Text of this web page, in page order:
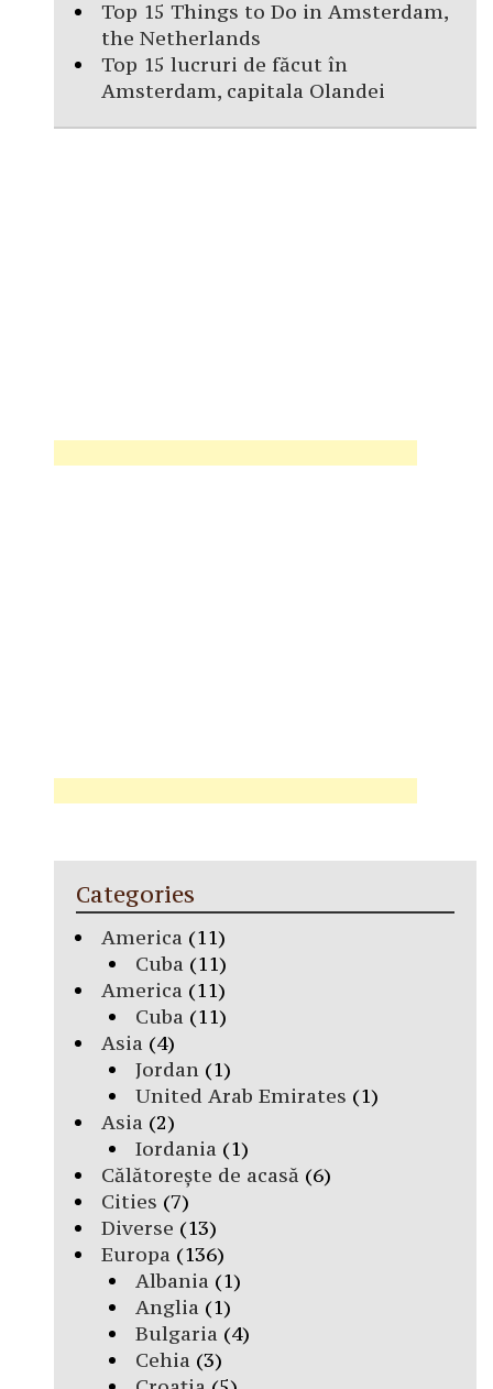
Top 15 Things to Do in Amsterdam,
the Netherlands
Top 15 lucruri de făcut în
Amsterdam, capitala Olandei
Categories
America (11)
Cuba (11)
America (11)
Cuba (11)
Asia (4)
Jordan(1)
United Arab Emirates (1)
Asia (2)
Iordania (1)
Călătorește de acasă (6)
Cities (7)
Diverse (13)
Europa (136)
Albania (1)
Anglia (1)
Bulgaria (4)
Cehia (3)